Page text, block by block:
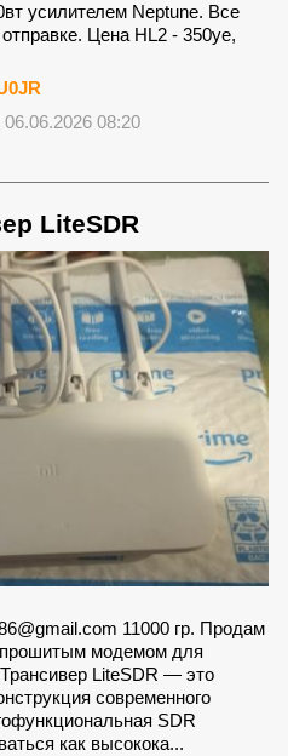
усилителем Neptune. Все
Цена HL2 - 350уе,
06.06.2026 08:20
LiteSDR
11000 гр. Продам
прошитым модемом для
LiteSDR — это
современного
SDR
как высокока...